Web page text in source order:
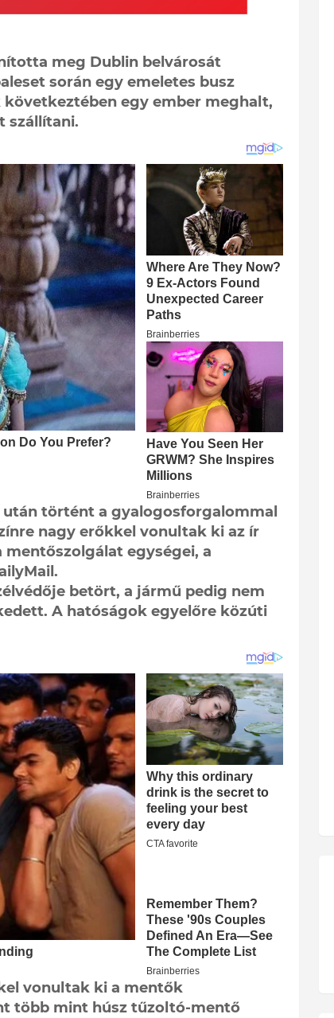
meg Dublin belvárosát
során egy emeletes busz
egy ember meghalt,
szállítani.
után történt a gyalogosforgalommal
nagy erőkkel vonultak ki az ír
egységei, a
betört, a jármű pedig nem
A hatóságok egyelőre közúti
vonultak ki a mentők
több mint húsz tűzoltó-mentő